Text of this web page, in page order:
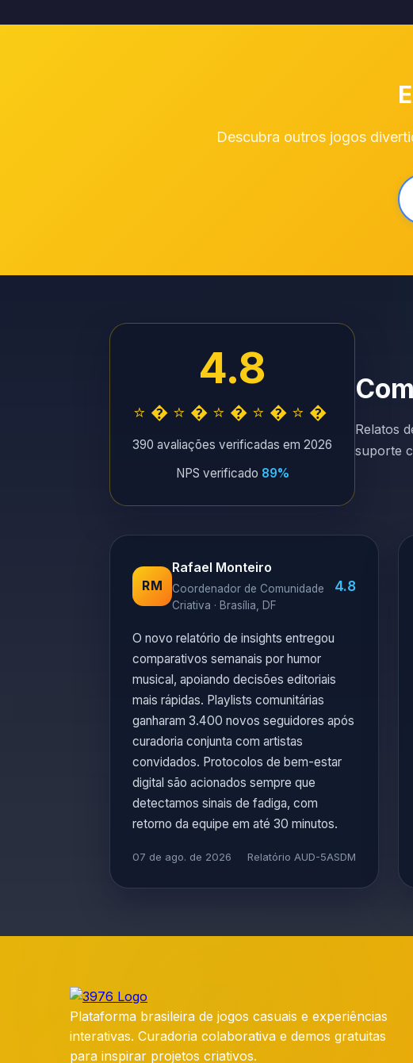
Descubra outros jogos
4.8
⭐�⭐�⭐�⭐�⭐�
390 avaliações verificadas em 2026
NPS verificado 89%
Relatos
suporte
RM
Rafael Monteiro
Coordenador de Comunidade
Criativa · Brasília, DF
4.8
O novo relatório de insights entregou
comparativos semanais por humor
musical, apoiando decisões editoriais
mais rápidas. Playlists comunitárias
ganharam 3.400 novos seguidores após
curadoria conjunta com artistas
convidados. Protocolos de bem-estar
digital são acionados sempre que
detectamos sinais de fadiga, com
retorno da equipe em até 30 minutos.
07 de ago. de 2026 Relatório AUD-5ASDM
Plataforma brasileira de jogos casuais e experiências
interativas. Curadoria colaborativa e demos gratuitas
para inspirar projetos criativos.